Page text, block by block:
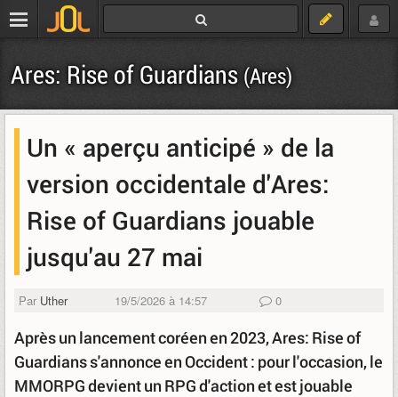
Ares: Rise of Guardians(Ares)
Un « aperçu anticipé » de la
version occidentale d'Ares:
Rise of Guardians jouable
jusqu'au 27 mai
Par Uther 19/5/2026 à 14:57 0
Après un lancement coréen en 2023, Ares: Rise of
Guardians s'annonce en Occident : pour l'occasion, le
MMORPG devient un RPG d'action et est jouable